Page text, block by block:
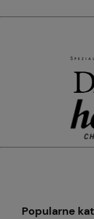
Popularne